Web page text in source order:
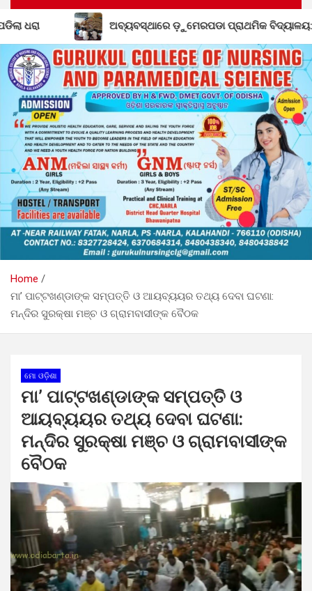
ଡ଼ୁମେରପଡା ପ୍ରାଥମିକ ବିଦ୍ୟାଳୟ: ପ୍ରଧାନ ଶିକ୍ଷକଙ୍କ ମନମାନି
Home
ମା’ ପାଟ୍ଟଖଣ୍ଡାଙ୍କ ସମ୍ପତ୍ତି ଓ ଆୟବ୍ୟୟର ତଥ୍ୟ ଦେବା ଘଟଣା:
ମନ୍ଦିର ସୁରକ୍ଷା ମଞ୍ଚ ଓ ଗ୍ରାମବାସୀଙ୍କ ବୈଠକ
ମୋ ଓଡ଼ିଶା
ମା’ ପାଟ୍ଟଖଣ୍ଡାଙ୍କ ସମ୍ପତ୍ତି ଓ
ଆୟବ୍ୟୟର ତଥ୍ୟ ଦେବା ଘଟଣା:
ମନ୍ଦିର ସୁରକ୍ଷା ମଞ୍ଚ ଓ ଗ୍ରାମବାସୀଙ୍କ
ବୈଠକ